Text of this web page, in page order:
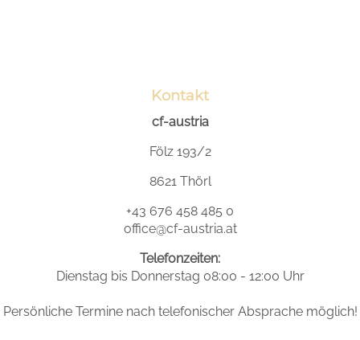
Kontakt
cf-austria
Fölz 193/2
8621 Thörl
+43 676 458 485 0
office@cf-austria.at
Telefonzeiten:
Dienstag bis Donnerstag 08:00 - 12:00 Uhr
Persönliche Termine nach telefonischer Absprache möglich!